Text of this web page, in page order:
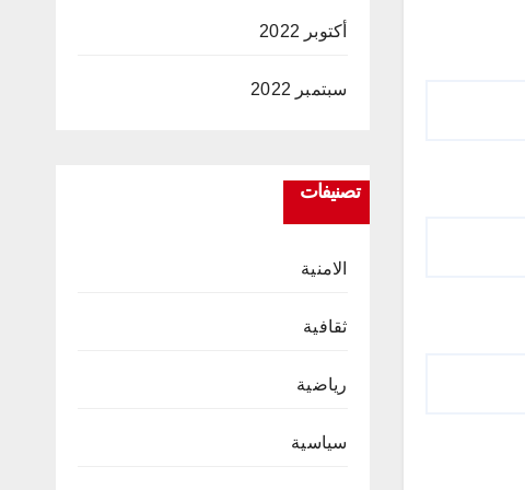
أكتوبر 2022
سبتمبر 2022
تصنيفات
الامنية
ثقافية
رياضية
سياسية